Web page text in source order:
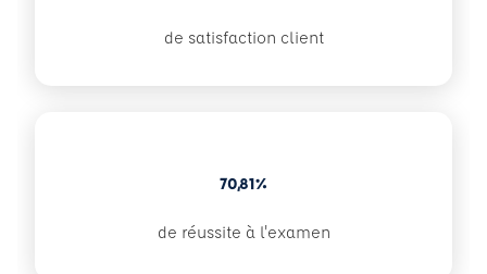
de satisfaction client
70,81%
de réussite à l'examen